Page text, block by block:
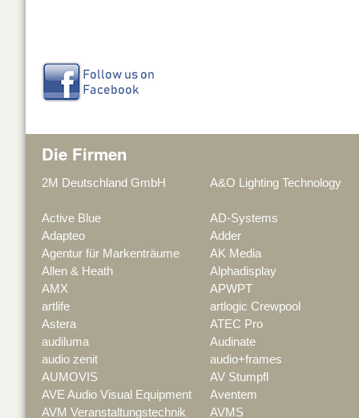
Die Firmen
2M Deutschland GmbH A&O Lighting Technology
Active Blue
AD-Systems
Adapteo
Adder
Agentur für Markenträume
AK Media
Allen & Heath
Alphadisplay
AMX
APWPT
artlife
artlogic Crewpool
Astera
ATEC Pro
audiluma
Audinate
audio zenit
audio+frames
AUMOVIS
AV Stumpfl
AVE Audio Visual Equipment
Aventem
AVM Veranstaltungstechnik
AVMS